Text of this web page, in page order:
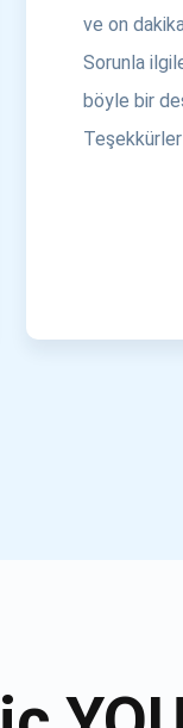
ve on
Sorunla
böyle bir